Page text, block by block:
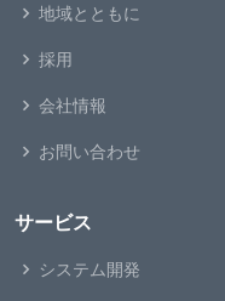
地域とともに
採用
会社情報
お問い合わせ
サービス
システム開発